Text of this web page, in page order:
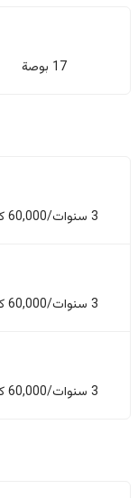
17 بوصة
3 سنوات/60,000 كم
3 سنوات/60,000 كم
3 سنوات/60,000 كم